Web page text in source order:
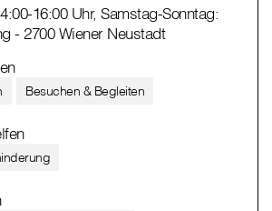
16:00 Uhr, Samstag-Sonntag:
- 2700 Wiener Neustadt
Besuchen & Begleiten